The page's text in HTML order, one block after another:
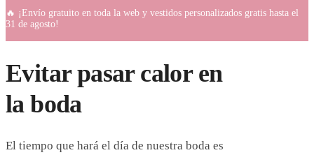
🔥 ¡Envío gratuito en toda la web y vestidos personalizados gratis hasta el
31 de agosto!
Evitar pasar calor en
la boda
El tiempo que hará el día de nuestra boda es